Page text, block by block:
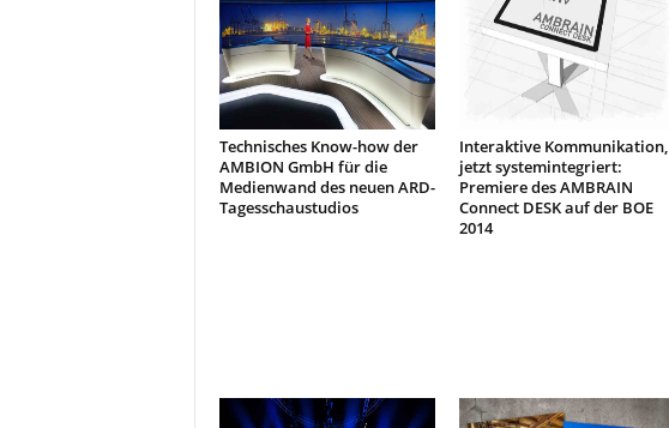
Technisches Know-how der
AMBION GmbH für die
Medienwand des neuen ARD-
Tagesschaustudios
Interaktive Kommunikation,
jetzt systemintegriert:
Premiere des AMBRAIN
Connect DESK auf der BOE
2014